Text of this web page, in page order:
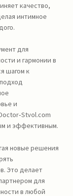
качество,
интимное
для
и гармонии в
шагом к
и
и эффективным.
новые решения
Это делает
для
в любой